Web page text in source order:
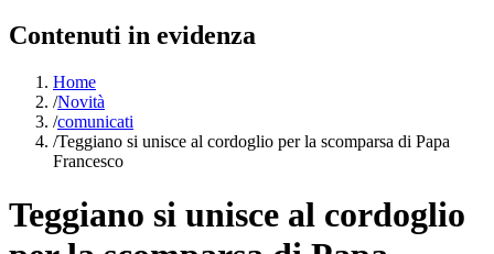
Contenuti in evidenza
Home
/Novità
/comunicati
/Teggiano si unisce al cordoglio per la scomparsa di Papa
Francesco
Teggiano si unisce al cordoglio